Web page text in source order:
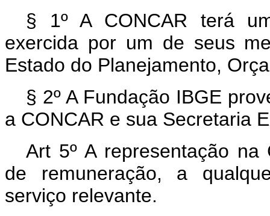
§ 1º A CONCAR terá
exercida por um de seus
Estado do Planejamento,
§ 2º A Fundação IBGE
a CONCAR e sua Secretaria
Art 5º A representação na
de remuneração, a
serviço relevante.